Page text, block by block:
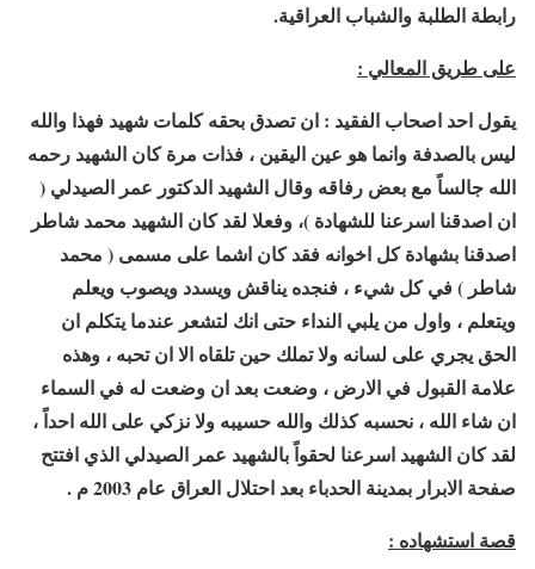
رابطة الطلبة والشباب العراقية.
على طريق المعالي :
يقول احد اصحاب الفقيد : ان تصدق بحقه كلمات شهيد فهذا والله
ليس بالصدفة وانما هو عين اليقين ، فذات مرة كان الشهيد رحمه
الله جالساً مع بعض رفاقه وقال الشهيد الدكتور عمر الصيدلي (
ان اصدقنا اسرعنا للشهادة )، وفعلا لقد كان الشهيد محمد شاطر
اصدقنا بشهادة كل اخوانه فقد كان اشما على مسمى ( محمد
شاطر ) في كل شيء ، فنجده يناقش ويسدد ويصوب ويعلم
ويتعلم ، واول من يلبي النداء حتى انك لتشعر عندما يتكلم ان
الحق يجري على لسانه ولا تملك حين تلقاه الا ان تحبه ، وهذه
علامة القبول في الارض ، وضعت بعد ان وضعت له في السماء
ان شاء الله ، نحسبه كذلك والله حسيبه ولا نزكي على الله احداً ،
لقد كان الشهيد اسرعنا لحقواً بالشهيد عمر الصيدلي الذي افتتح
صفحة الابرار بمدينة الحدباء بعد احتلال العراق عام 2003 م .
قصة استشهاده :